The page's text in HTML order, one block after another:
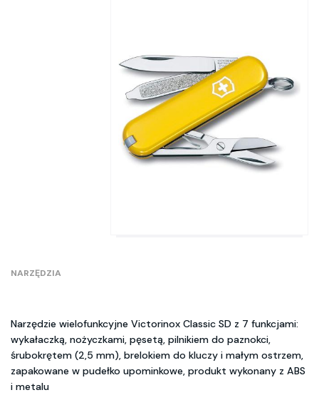
NARZĘDZIA
Narzędzie wielofunkcyjne Victorinox Classic SD z 7 funkcjami:
wykałaczką, nożyczkami, pęsetą, pilnikiem do paznokci,
śrubokrętem (2,5 mm), brelokiem do kluczy i małym ostrzem,
zapakowane w pudełko upominkowe, produkt wykonany z ABS
i metalu